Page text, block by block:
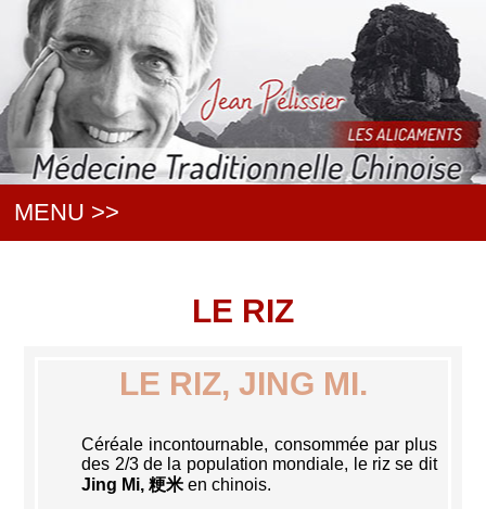
MENU >>
LE RIZ
LE RIZ, JING MI.
Céréale incontournable, consommée par plus
des 2/3 de la population mondiale, le riz se dit
Jing Mi, 粳米 en chinois.